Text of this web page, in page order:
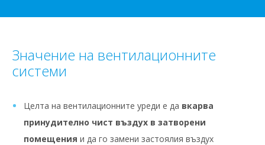
Значение на вентилационните
системи
Целта на вентилационните уреди е да вкарва
принудително чист въздух в затворени
помещения и да го замени застоялия въздух